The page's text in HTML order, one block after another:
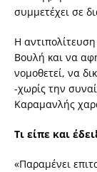
συμμετέχει σε
Η
Βουλή και να
νομοθετεί, να
-χωρίς την
Καραμανλής
Τι είπε και
«Παραμένει